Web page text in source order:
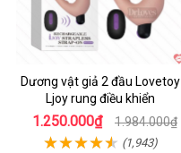
Dương vật giả 2 đầu Lovetoy
Ljoy rung điều khiển
1.250.000₫ 1.984.000₫
(1,943)